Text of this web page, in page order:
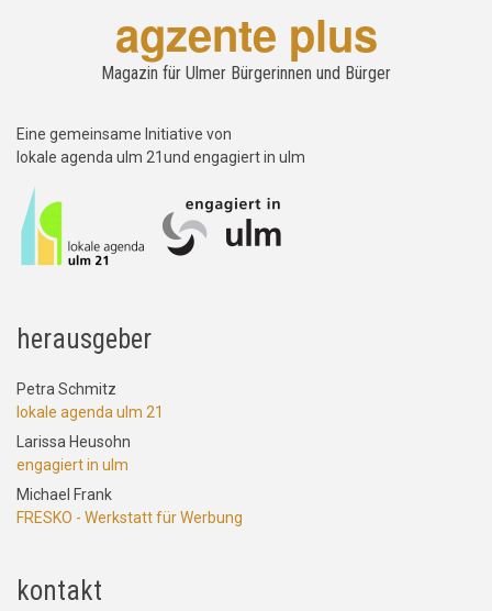
agzente plus
Magazin für Ulmer Bürgerinnen und Bürger
Eine gemeinsame Initiative von
lokale agenda ulm 21und engagiert in ulm
herausgeber
Petra Schmitz
lokale agenda ulm 21
Larissa Heusohn
engagiert in ulm
Michael Frank
FRESKO - Werkstatt für Werbung
kontakt